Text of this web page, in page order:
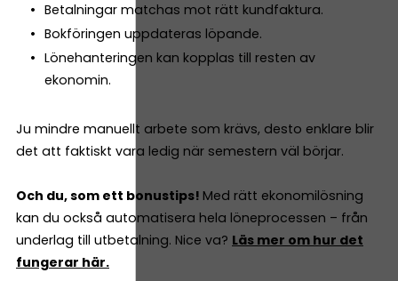
Betalningar matchas mot rätt kundfaktura.
Bokföringen uppdateras löpande.
Lönehanteringen kan kopplas till resten av
ekonomin.
Ju mindre manuellt arbete som krävs, desto enklare blir
det att faktiskt vara ledig när semestern väl börjar.
Och du, som ett bonustips! Med rätt ekonomilösning
kan du också automatisera hela löneprocessen – från
underlag till utbetalning. Nice va? Läs mer om hur det
fungerar här.